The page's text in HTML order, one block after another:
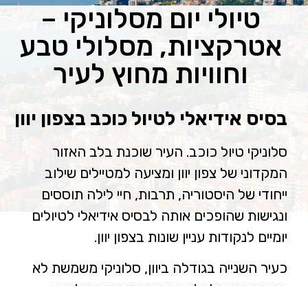
טיולי יום מסלוניקי –
אטרקציות, מסלולי טבע
וחוויות מחוץ לעיר
בסיס אידיאלי לטיול כוכב בצפון יוון
סלוניקי טיול כוכב. העיר שוכנת בלב האזור
המקדוני של צפון יוון ומציעה למטיילים שילוב
ייחודי של היסטוריה, תרבות, חיי לילה תוססים
ונגישות שהופכים אותה לבסיס אידיאלי לטיולים
יומיים לנקודות עניין שונות בצפון יוון.
כעיר השנייה בגודלה ביוון, סלוניקי משמשת לא